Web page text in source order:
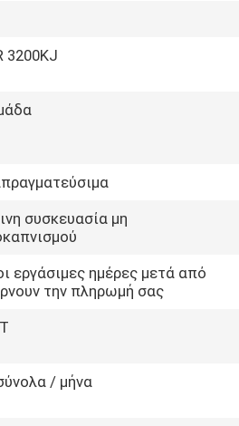
3200KJ
συσκευασία μη
εργάσιμες ημέρες μετά από
την πληρωμή σας
/ μήνα